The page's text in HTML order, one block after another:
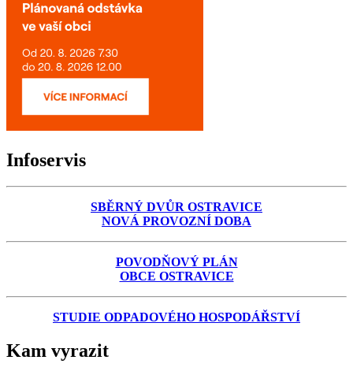
Infoservis
SBĚRNÝ DVŮR OSTRAVICE
NOVÁ PROVOZNÍ DOBA
POVODŇOVÝ PLÁN
OBCE OSTRAVICE
STUDIE ODPADOVÉHO HOSPODÁŘSTVÍ
Kam vyrazit